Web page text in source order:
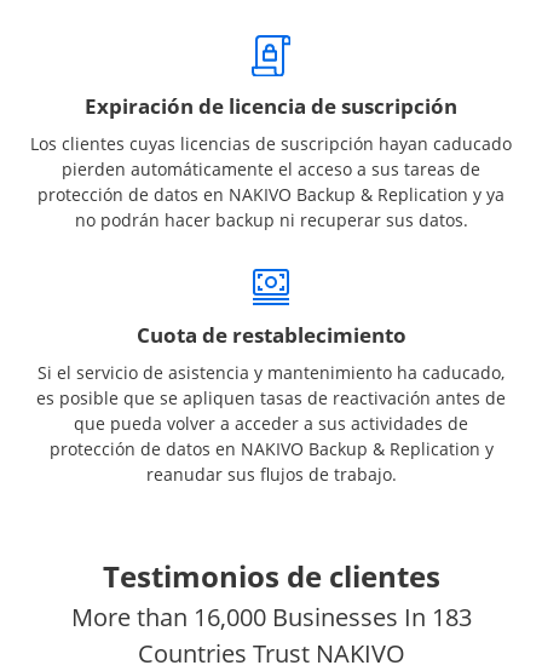
Expiración de licencia de suscripción
Los clientes cuyas licencias de suscripción hayan caducado
pierden automáticamente el acceso a sus tareas de
protección de datos en NAKIVO Backup & Replication y ya
no podrán hacer backup ni recuperar sus datos.
Cuota de restablecimiento
Si el servicio de asistencia y mantenimiento ha caducado,
es posible que se apliquen tasas de reactivación antes de
que pueda volver a acceder a sus actividades de
protección de datos en NAKIVO Backup & Replication y
reanudar sus flujos de trabajo.
Testimonios de clientes
More than 16,000 Businesses In 183
Countries Trust NAKIVO